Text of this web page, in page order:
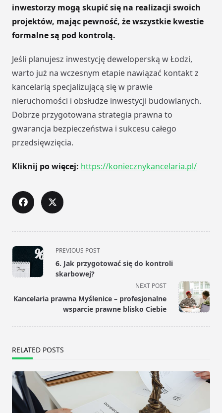
inwestorzy mogą skupić się na realizacji swoich
projektów, mając pewność, że wszystkie kwestie
formalne są pod kontrolą.
Jeśli planujesz inwestycję deweloperską w Łodzi,
warto już na wczesnym etapie nawiązać kontakt z
kancelarią specjalizującą się w prawie
nieruchomości i obsłudze inwestycji budowlanych.
Dobrze przygotowana strategia prawna to
gwarancja bezpieczeństwa i sukcesu całego
przedsięwzięcia.
Kliknij po więcej: https://koniecznykancelaria.pl/
<span
class="nav-
subtitle
reader-
text">Page</span>
PREVIOUS POST
6. Jak przygotować się do kontroli
skarbowej?
NEXT POST
Kancelaria prawna Myślenice – profesjonalne
wsparcie prawne blisko Ciebie
RELATED POSTS